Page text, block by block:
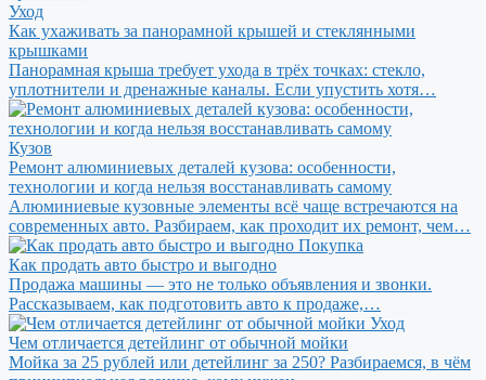
Уход
Как ухаживать за панорамной крышей и стеклянными
крышками
Панорамная крыша требует ухода в трёх точках: стекло,
уплотнители и дренажные каналы. Если упустить хотя…
Кузов
Ремонт алюминиевых деталей кузова: особенности,
технологии и когда нельзя восстанавливать самому
Алюминиевые кузовные элементы всё чаще встречаются на
современных авто. Разбираем, как проходит их ремонт, чем…
Покупка
Как продать авто быстро и выгодно
Продажа машины — это не только объявления и звонки.
Рассказываем, как подготовить авто к продаже,…
Уход
Чем отличается детейлинг от обычной мойки
Мойка за 25 рублей или детейлинг за 250? Разбираемся, в чём